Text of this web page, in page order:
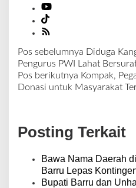
N
a
v
a
s
Pos sebelumnya Diduga
Pengurus PWI Lahat
Pos berikutnya Kompak,
Donasi untuk Masyarakat
Posting Terkait
Bawa Nama Daerah
Barru Lepas
Bupati Barru dan